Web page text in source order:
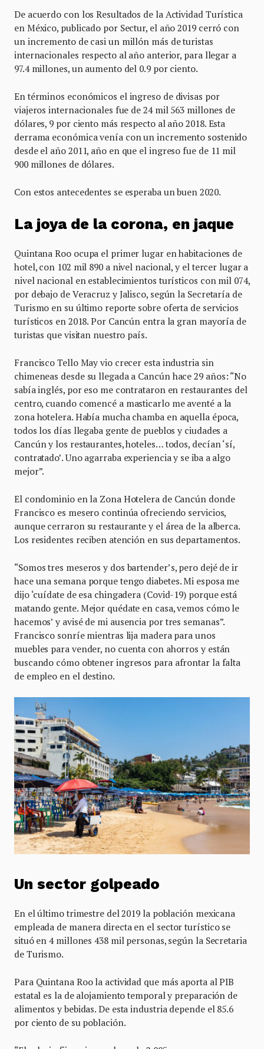
De acuerdo con los Resultados de la Actividad Turística
en México, publicado por Sectur, el año 2019 cerró con
un incremento de casi un millón más de turistas
internacionales respecto al año anterior, para llegar a
97.4 millones, un aumento del 0.9 por ciento.
En términos económicos el ingreso de divisas por
viajeros internacionales fue de 24 mil 563 millones de
dólares, 9 por ciento más respecto al año 2018. Esta
derrama económica venía con un incremento sostenido
desde el año 2011, año en que el ingreso fue de 11 mil
900 millones de dólares.
Con estos antecedentes se esperaba un buen 2020.
La joya de la corona, en jaque
Quintana Roo ocupa el primer lugar en habitaciones de
hotel, con 102 mil 890 a nivel nacional, y el tercer lugar a
nivel nacional en establecimientos turísticos con mil 074,
por debajo de Veracruz y Jalisco, según la Secretaría de
Turismo en su último reporte sobre oferta de servicios
turísticos en 2018. Por Cancún entra la gran mayoría de
turistas que visitan nuestro país.
Francisco Tello May vio crecer esta industria sin
chimeneas desde su llegada a Cancún hace 29 años: “No
sabía inglés, por eso me contrataron en restaurantes del
centro, cuando comencé a masticarlo me aventé a la
zona hotelera. Había mucha chamba en aquella época,
todos los días llegaba gente de pueblos y ciudades a
Cancún y los restaurantes, hoteles… todos, decían ‘sí,
contratado’. Uno agarraba experiencia y se iba a algo
mejor”.
El condominio en la Zona Hotelera de Cancún donde
Francisco es mesero continúa ofreciendo servicios,
aunque cerraron su restaurante y el área de la alberca.
Los residentes reciben atención en sus departamentos.
“Somos tres meseros y dos bartender’s, pero dejé de ir
hace una semana porque tengo diabetes. Mi esposa me
dijo ‘cuídate de esa chingadera (Covid-19) porque está
matando gente. Mejor quédate en casa, vemos cómo le
hacemos’ y avisé de mi ausencia por tres semanas”.
Francisco sonríe mientras lija madera para unos
muebles para vender, no cuenta con ahorros y están
buscando cómo obtener ingresos para afrontar la falta
de empleo en el destino.
Un sector golpeado
En el último trimestre del 2019 la población mexicana
empleada de manera directa en el sector turístico se
situó en 4 millones 438 mil personas, según la Secretaria
de Turismo.
Para Quintana Roo la actividad que más aporta al PIB
estatal es la de alojamiento temporal y preparación de
alimentos y bebidas. De esta industria depende el 85.6
por ciento de su población.